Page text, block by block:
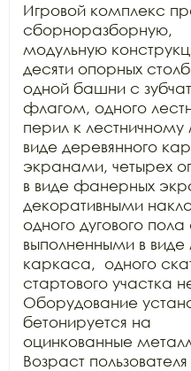
Игровой комплекс
сборноразборную,
модульную
десяти опорных
одной башни с
флагом, одного
перил к
виде деревянного
экранами, четырех
в виде фанерных
декоративными
одного дугового
выполненными в виде
каркаса,  одного
стартового участка
Оборудование
бетонируется на
оцинкованные
Возраст пользователя